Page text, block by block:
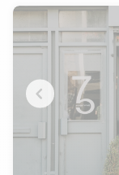
des autorisations
à l’activité
propose un
adapté à
permet
de l’acquéreur et
avec des
future, selon la
vente : 189 000 €
2026 Adresse :